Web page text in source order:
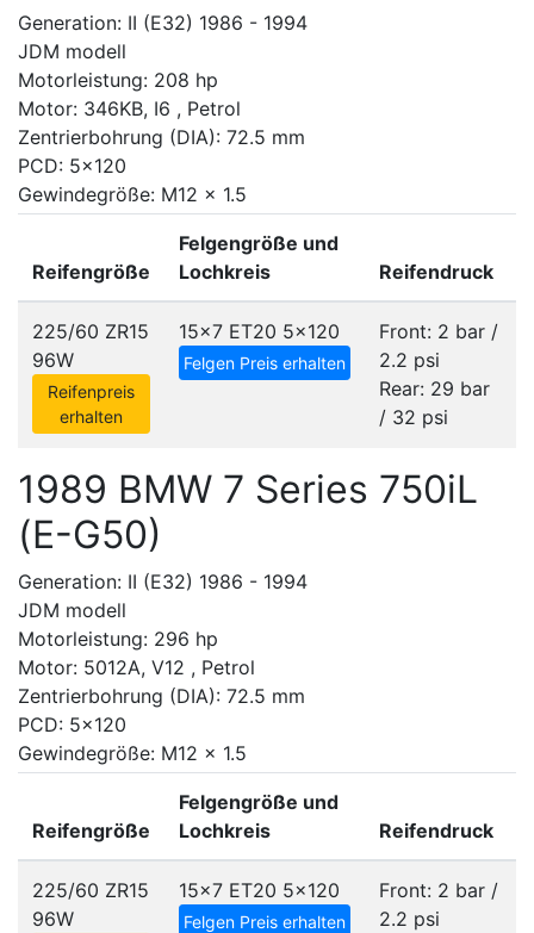
Generation: II (E32) 1986 - 1994
JDM modell
Motorleistung: 208 hp
Motor: 346KB, I6 , Petrol
Zentrierbohrung (DIA): 72.5 mm
PCD: 5x120
Gewindegröße: M12 x 1.5
Reifengröße
Felgengröße und
Lochkreis
Reifendruck
225/60 ZR15
96W
Reifenpreis
erhalten
15x7 ET20 5x120
Felgen Preis erhalten
Front: 2 bar /
2.2 psi
Rear: 29 bar
/ 32 psi
1989 BMW 7 Series 750iL
(E-G50)
Generation: II (E32) 1986 - 1994
JDM modell
Motorleistung: 296 hp
Motor: 5012A, V12 , Petrol
Zentrierbohrung (DIA): 72.5 mm
PCD: 5x120
Gewindegröße: M12 x 1.5
Reifengröße
Felgengröße und
Lochkreis
Reifendruck
225/60 ZR15
96W
15x7 ET20 5x120
Felgen Preis erhalten
Front: 2 bar /
2.2 psi